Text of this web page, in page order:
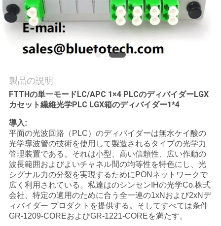
達
に
絡
し
な
さ
い
ニ
ュ
製品の説明
FTTHの単一モードLC/APC 1×4 PLCのディバイダーLGX
カセット繊維光学PLC LGX箱のディバイダー1*4
導入:
平面の光波回路（PLC）のディバイダーは無水ケイ酸の
光学導波管の技術を使用して製造されるタイプの光学力
管理装置である。それは小型、高い信頼性、広い作動の
波長範囲およびよいチャネル間の均等性を特色にし、光
シグナル力の分裂を実現するためにPONネットワークで
広く利用されている。私達はのシンセンIHの光学Co.株式
会社、特定の適用のために合う全一連の1xNおよび2xNデ
ィバイダー プロダクトを提供する。そしてすべては条件
GR-1209-COREおよびGR-1221-COREを満たす。